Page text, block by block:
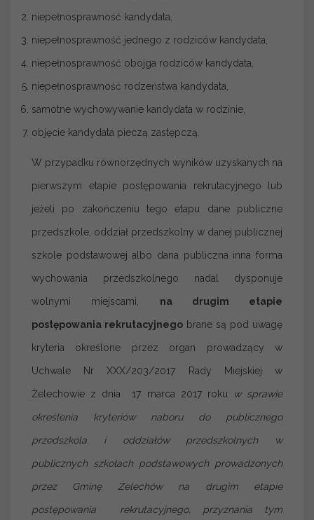
niepełnosprawność kandydata,
niepełnosprawność jednego z rodziców kandydata,
niepełnosprawność obojga rodziców kandydata,
niepełnosprawność rodzeństwa kandydata,
samotne wychowywanie kandydata w rodzinie,
objęcie kandydata pieczą zastępczą.
W przypadku równorzędnych wyników uzyskanych na
pierwszym etapie postępowania rekrutacyjnego lub
jeżeli po zakończeniu tego etapu dane publiczne
przedszkole, oddział przedszkolny w danej publicznej
szkole podstawowej albo dana publiczna inna forma
wychowania przedszkolnego nadal dysponuje
wolnymi miejscami, na drugim etapie
postępowania rekrutacyjnego brane są pod uwagę
kryteria określone przez organ prowadzący w
Uchwale Nr XXX/203/2017 Rady Miejskiej w
Żelechowie z dnia 17 marca 2017 roku w sprawie
określenia kryteriów naboru do publicznego
przedszkola i oddziałów przedszkolnych w
publicznych szkołach podstawowych prowadzonych
przez Gminę Żelechów na drugim etapie
postępowania rekrutacyjnego, przyznania tym